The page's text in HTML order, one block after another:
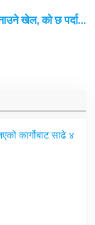
खेल, को छ पर्दा…